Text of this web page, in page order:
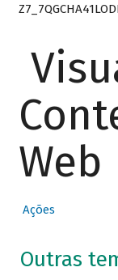
Web
Ações
Outras